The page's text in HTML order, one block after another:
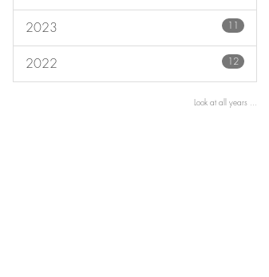
2023 11
2022 12
Look at all years ...